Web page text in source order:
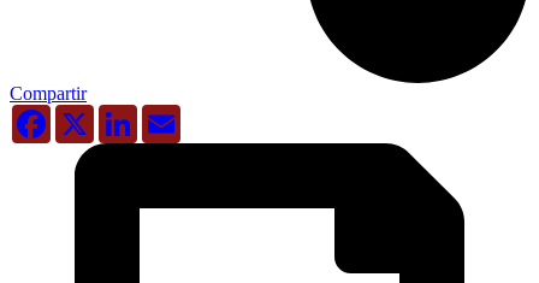
Compartir
Facebook
X LinkedIn